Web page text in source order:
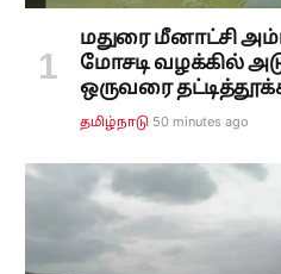
மதுரை மீனாட்சி
மோசடி வழக்கில்
ஒருவரை
தமிழ்நாடு 50 minutes ago